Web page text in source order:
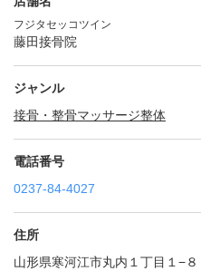
フジタセッコツイン
藤田接骨院
ジャンル
接骨・整骨マッサージ整体
電話番号
0237-84-4027
住所
山形県寒河江市丸内１丁目１−８